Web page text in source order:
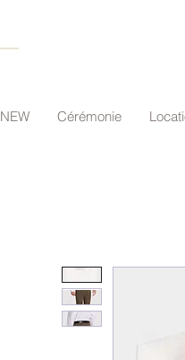
NEW Cérémonie